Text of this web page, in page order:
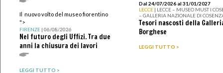
Il nuovo volto del museo fiorentino
">
FIRENZE| 06/08/2026
Nel futuro degli Uffizi. Tra due
anni la chiusura dei lavori
LEGGI TUTTO >
Dal 24/07/2026 al 31/01/2027
LECCE | LECCE – MUSEO MUST I
– GALLERIA NAZIONALE DI
Tesori nascosti della
Borghese
LEGGI TUTTO >